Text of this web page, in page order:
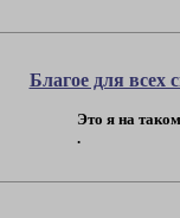
Благое для всех
Это я на
.